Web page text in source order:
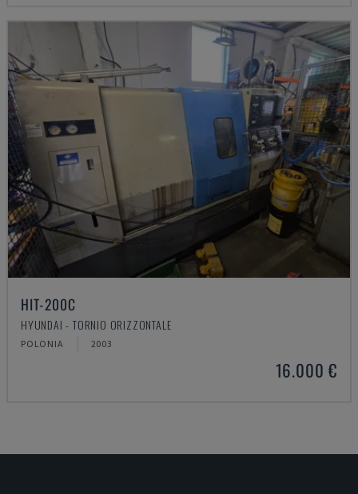
HIT-200C
HYUNDAI - TORNIO ORIZZONTALE
POLONIA 2003
16.000 €